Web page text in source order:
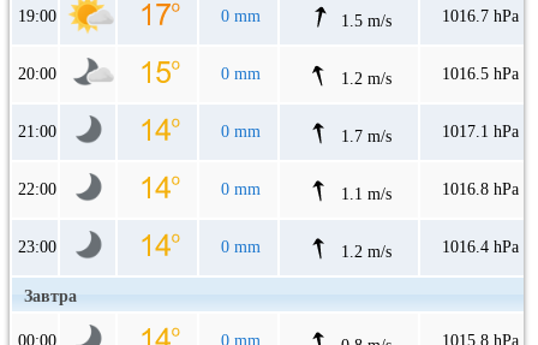
19:00 0 mm 1.5 m/s 1016.7 hPa
20:00 0 mm 1.2 m/s 1016.5 hPa
21:00 0 mm 1.7 m/s 1017.1 hPa
22:00 0 mm 1.1 m/s 1016.8 hPa
23:00 0 mm 1.2 m/s 1016.4 hPa
Завтра
00:00 0 mm 1015.8 hPa